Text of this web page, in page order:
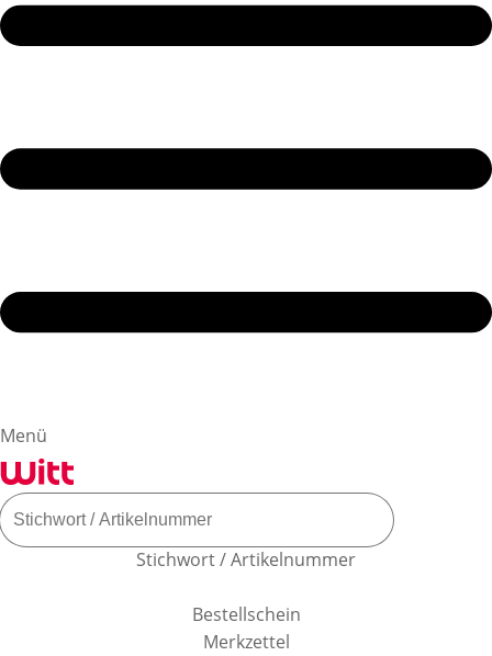
Menü
Stichwort / Artikelnummer
Bestellschein
Merkzettel